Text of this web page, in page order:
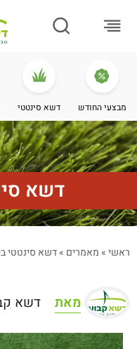
מבצעי החודש דשא סינטטי
דשא
ראשי»מאמרים »דשא סינטטי
מאת דשא